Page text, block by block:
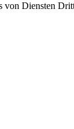
Diensten